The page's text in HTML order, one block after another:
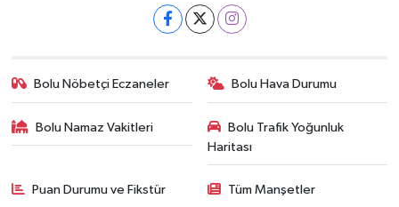
Bolu Nöbetçi Eczaneler Bolu Hava Durumu
Bolu Namaz Vakitleri
Bolu Trafik Yoğunluk
Haritası
Puan Durumu ve Fikstür Tüm Manşetler